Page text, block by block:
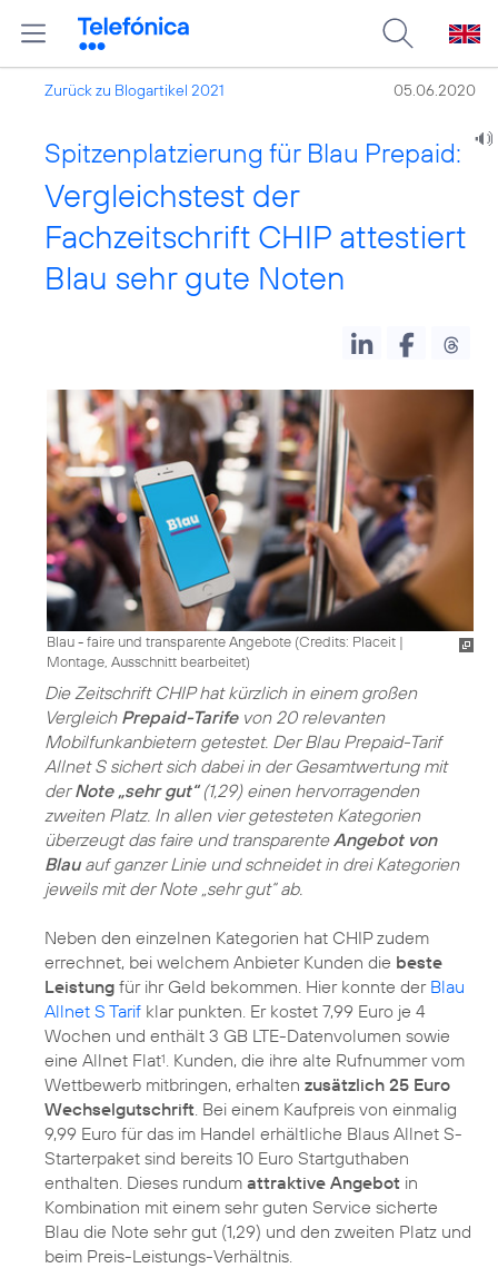
Zurück zu Blogartikel 2021 05.06.2020
Spitzenplatzierung für Blau Prepaid:
Vergleichstest der
Fachzeitschrift CHIP attestiert
Blau sehr gute Noten
Blau - faire und transparente Angebote (Credits: Placeit |
Montage, Ausschnitt bearbeitet)
Die Zeitschrift CHIP hat kürzlich in einem großen
Vergleich Prepaid-Tarifevon 20 relevanten
Mobilfunkanbietern getestet. Der Blau Prepaid-Tarif
Allnet S sichert sich dabei in der Gesamtwertung mit
derNote „sehr gut“(1,29) einen hervorragenden
zweiten Platz. In allen vier getesteten Kategorien
überzeugt das faire und transparenteAngebot von
Blauauf ganzer Linie und schneidet in drei Kategorien
jeweils mit der Note „sehr gut“ ab.
Neben den einzelnen Kategorien hat CHIP zudem
errechnet, bei welchem Anbieter Kunden die beste
Leistung für ihr Geld bekommen. Hier konnte der Blau
Allnet S Tarif klar punkten. Er kostet 7,99 Euro je 4
Wochen und enthält 3 GB LTE-Datenvolumen sowie
eine Allnet Flat1
. Kunden, die ihre alte Rufnummer vom
Wettbewerb mitbringen, erhalten zusätzlich 25 Euro
Wechselgutschrift . Bei einem Kaufpreis von einmalig
9,99 Euro für das im Handel erhältliche Blaus Allnet S-
Starterpaket sind bereits 10 Euro Startguthaben
enthalten. Dieses rundum attraktive Angebot in
Kombination mit einem sehr guten Service sicherte
Blau die Note sehr gut (1,29) und den zweiten Platz und
beim Preis-Leistungs-Verhältnis.